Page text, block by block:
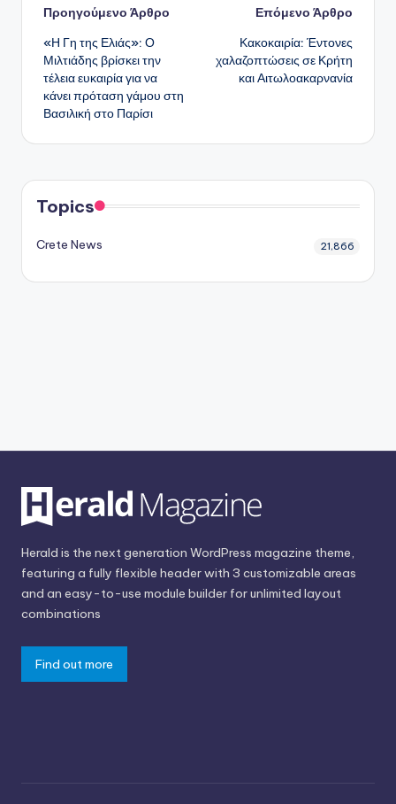
Πλοήγηση
δημοσιεύσεων
Προηγούμενο Άρθρο
«Η Γη της Ελιάς»: Ο
Μιλτιάδης βρίσκει την
τέλεια ευκαιρία για να
κάνει πρόταση γάμου στη
Βασιλική στο Παρίσι
Επόμενο Άρθρο
Κακοκαιρία: Έντονες
χαλαζοπτώσεις σε Κρήτη
και Αιτωλοακαρνανία
Topics
Crete News 21,866
Herald is the next generation WordPress magazine theme,
featuring a fully flexible header with 3 customizable areas
and an easy-to-use module builder for unlimited layout
combinations
Find out more